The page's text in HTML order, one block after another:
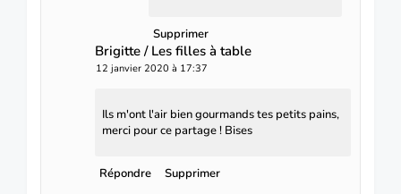
Supprimer
Brigitte / Les filles à table
12 janvier 2020 à 17:37
Ils m'ont l'air bien gourmands tes petits pains,
merci pour ce partage ! Bises
Répondre Supprimer